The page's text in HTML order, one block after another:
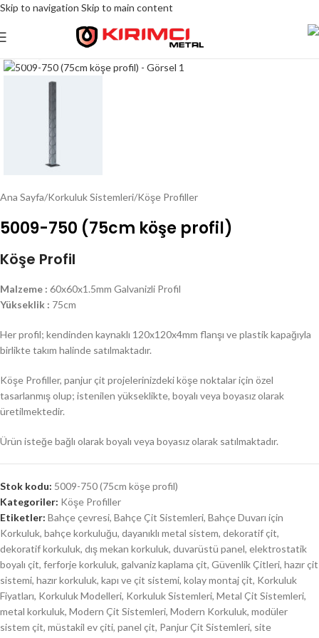
Skip to navigation Skip to main content
Click to enlarge
Ana Sayfa/Korkuluk Sistemleri/Köşe Profiller
5009-750 (75cm köşe profil)
Köşe Profil
Malzeme : 60x60x1.5mm Galvanizli Profil
Yükseklik : 75cm
Her profil; kendinden kaynaklı 120x120x4mm flanşı ve plastik kapağıyla
birlikte takım halinde satılmaktadır.
Köşe Profiller, panjur çit projelerinizdeki köşe noktalar için özel
tasarlanmış olup; istenilen yükseklikte, boyalı veya boyasız olarak
üretilmektedir.
Ürün isteğe bağlı olarak boyalı veya boyasız olarak satılmaktadır.
Stok kodu: 5009-750 (75cm köşe profil)
Kategoriler: Köşe Profiller
Etiketler: Bahçe çevresi, Bahçe Çit Sistemleri, Bahçe Duvarı için
Korkuluk, bahçe korkuluğu, dayanıklı metal sistem, dekoratif çit,
dekoratif korkuluk, dış mekan korkuluk, duvarüstü panel, elektrostatik
boyalı çit, ferforje korkuluk, galvaniz kaplama çit, Güvenlik Çitleri, hazır çit
sistemi, hazır korkuluk, kapı ve çit sistemi, kolay montaj çit, Korkuluk
Fiyatları, Korkuluk Modelleri, Korkuluk Sistemleri, Metal Çit Sistemleri,
metal korkuluk, Modern Çit Sistemleri, Modern Korkuluk, modüler
sistem çit, müstakil ev çiti, panel çit, Panjur Çit Sistemleri, site